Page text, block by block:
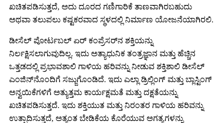
ಖಚಿತಪಡಿಸುತ್ತದೆ, ಅದು ದೂರದ ಗಣಿಗಾರಿಕೆ ತಾಣವಾಗಿರಬಹುದು
ಅಥವಾ ತಲುಪಲು ಕಷ್ಟಕರವಾದ ಸ್ಥಳದಲ್ಲಿ ನಿರ್ಮಾಣ ಯೋಜನೆಯಾಗಿರಲಿ.
ಡೀಸೆಲ್ ಪೋರ್ಟಬಲ್ ಏರ್ ಕಂಪ್ರೆಸರ್‌ನ ಶಕ್ತಿಯನ್ನು
ನಿರ್ಲಕ್ಷಿಸಲಾಗುವುದಿಲ್ಲ. ಇದು ಅತ್ಯಾಧುನಿಕ ತಂತ್ರಜ್ಞಾನ ಮತ್ತು ಹೆಚ್ಚಿನ
ಒತ್ತಡದಲ್ಲಿ ಪ್ರಭಾವಶಾಲಿ ಗಾಳಿಯ ಹರಿವನ್ನು ನೀಡುವ ಶಕ್ತಿಶಾಲಿ ಡೀಸೆಲ್
ಎಂಜಿನ್‌ನೊಂದಿಗೆ ಸಜ್ಜುಗೊಂಡಿದೆ. ಇದು ಎಲ್ಲಾ ಡ್ರಿಲ್ಲಿಂಗ್ ಮತ್ತು ಬ್ಲಾಸ್ಟಿಂಗ್
ಅನ್ವಯಿಕೆಗಳಿಗೆ ಅತ್ಯುತ್ತಮ ಕಾರ್ಯಕ್ಷಮತೆ ಮತ್ತು ದಕ್ಷತೆಯನ್ನು
ಖಚಿತಪಡಿಸುತ್ತದೆ. ಇದು ಶಕ್ತಿಯುತ ಮತ್ತು ನಿರಂತರ ಗಾಳಿಯ ಹರಿವನ್ನು
ಉತ್ಪಾದಿಸುತ್ತದೆ, ಅತ್ಯಂತ ಬೇಡಿಕೆಯ ಕೊರೆಯುವ ಅಗತ್ಯಗಳನ್ನು